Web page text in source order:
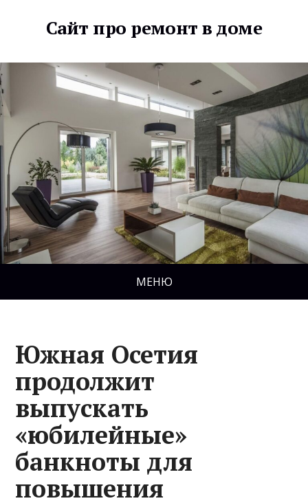
Сайт про ремонт в доме
МЕНЮ
Южная Осетия
продолжит
выпускать
«юбилейные»
банкноты для
повышения